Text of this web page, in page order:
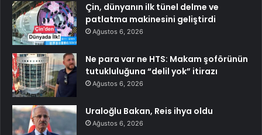
Çin, dünyanın ilk tünel delme ve
patlatma makinesini geliştirdi
Ağustos 6, 2026
Ne para var ne HTS: Makam şoförünün
tutukluluğuna “delil yok” itirazı
Ağustos 6, 2026
Uraloğlu Bakan, Reis ihya oldu
Ağustos 6, 2026